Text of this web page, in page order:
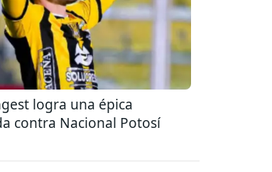
logra una épica
contra Nacional Potosí